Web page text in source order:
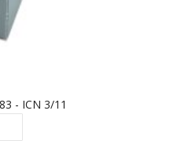
- ICN 3/11